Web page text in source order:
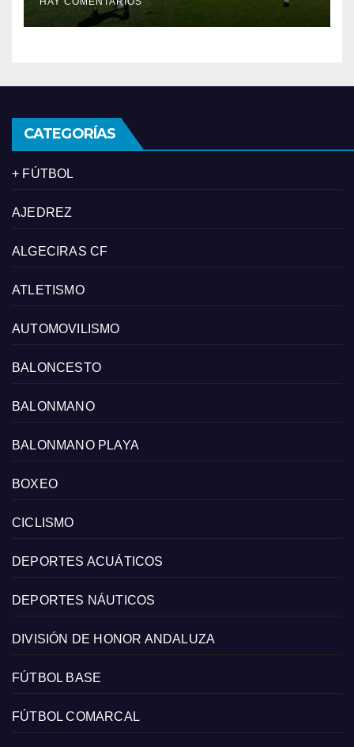
‘los pelos’
CATEGORÍAS
+ FÚTBOL
AJEDREZ
ALGECIRAS CF
ATLETISMO
AUTOMOVILISMO
BALONCESTO
BALONMANO
BALONMANO PLAYA
BOXEO
CICLISMO
DEPORTES ACUÁTICOS
DEPORTES NÁUTICOS
DIVISIÓN DE HONOR ANDALUZA
FÚTBOL BASE
FÚTBOL COMARCAL